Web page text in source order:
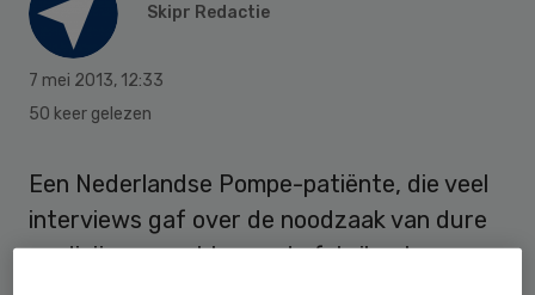
Skipr Redactie
7 mei 2013, 12:33
50 keer gelezen
Een Nederlandse Pompe-patiënte, die veel
interviews gaf over de noodzaak van dure
medicijnen, werkt voor de fabrikant van